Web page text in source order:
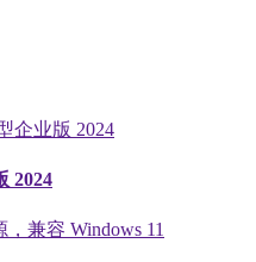
2024
兼容 Windows 11